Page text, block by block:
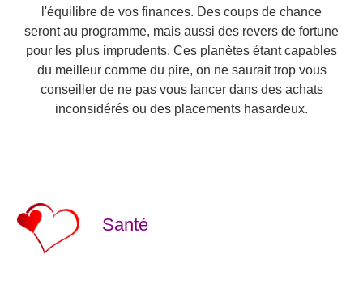
l'équilibre de vos finances. Des coups de chance
seront au programme, mais aussi des revers de fortune
pour les plus imprudents. Ces planètes étant capables
du meilleur comme du pire, on ne saurait trop vous
conseiller de ne pas vous lancer dans des achats
inconsidérés ou des placements hasardeux.
Santé